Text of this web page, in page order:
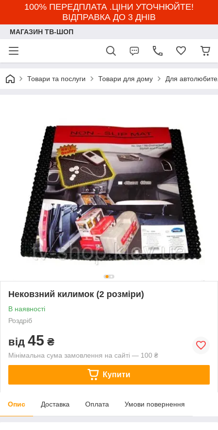
100% ПЕРЕДПЛАТА .ЦІНИ УТОЧНЮЙТЕ!
ВІДПРАВКА ДО 3 ДНІВ
МАГАЗИН ТВ-ШОП
Товари та послуги Товари для дому Для
Нековзний килимок (2 розміри)
В наявності
Роздріб
від 45 ₴
Мінімальна сума замовлення на сайті — 100 ₴
Купити
Опис Доставка Оплата Умови повернення